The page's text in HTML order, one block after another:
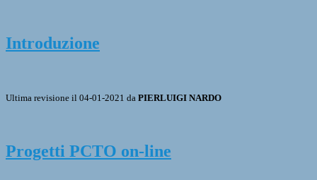
Introduzione
Ultima revisione il 04-01-2021 da PIERLUIGI NARDO
Progetti PCTO on-line